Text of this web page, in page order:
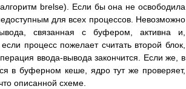
brelse). Если бы она не освободила
для всех процессов. Невозможно
связанная с буфером, активна и,
процесс пожелает считать второй блок,
ввода-вывода закончится. Если же, в
в буферном кеше, ядро тут же проверяет,
описанной схеме.